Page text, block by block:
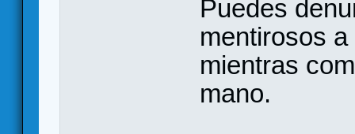
Puedes
mentirosos
mientras
mano.